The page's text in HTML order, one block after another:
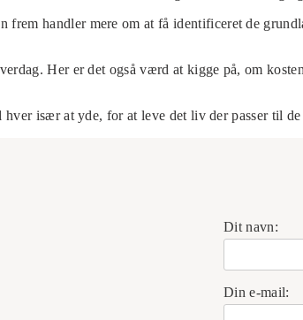
frem handler mere om at få identificeret de
Her er det også værd at kigge på, om
især at yde, for at leve det liv der passer til
Dit navn:
Din e-mail: